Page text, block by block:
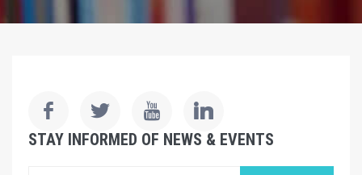
STAY INFORMED OF NEWS & EVENTS